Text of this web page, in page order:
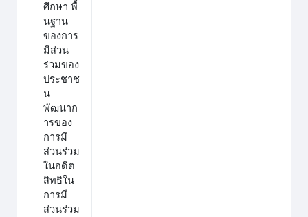
ศึกษาพื้
นฐาน
ของการ
มีส่วน
ร่วมของ
ประชาช
น
พัฒนาก
ารของ
การมี
ส่วนร่วม
ในอดีต
สิทธิใน
การมี
ส่วนร่วม